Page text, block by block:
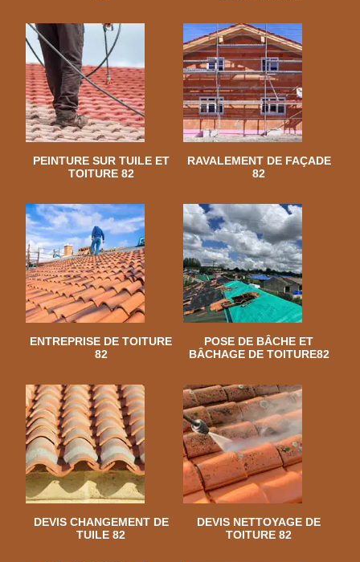
PEINTURE SUR TUILE ET
TOITURE 82
RAVALEMENT DE FAÇADE
82
ENTREPRISE DE TOITURE
82
POSE DE BÂCHE ET
BÂCHAGE DE TOITURE82
DEVIS CHANGEMENT DE
TUILE 82
DEVIS NETTOYAGE DE
TOITURE 82